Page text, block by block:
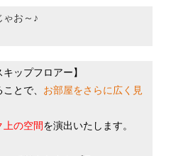
ゃお～♪
キップフロアー 】
とで、 お部屋をさらに広く見
上の空間 を演出いたします。